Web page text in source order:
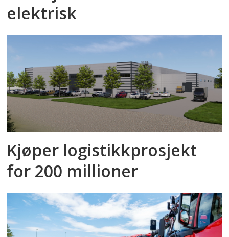
elektrisk
Kjøper logistikkprosjekt
for 200 millioner